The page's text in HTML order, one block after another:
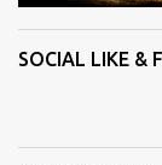
SOCIAL LIKE &